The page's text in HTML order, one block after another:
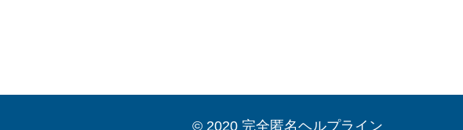
© 2020 完全匿名ヘルプライン